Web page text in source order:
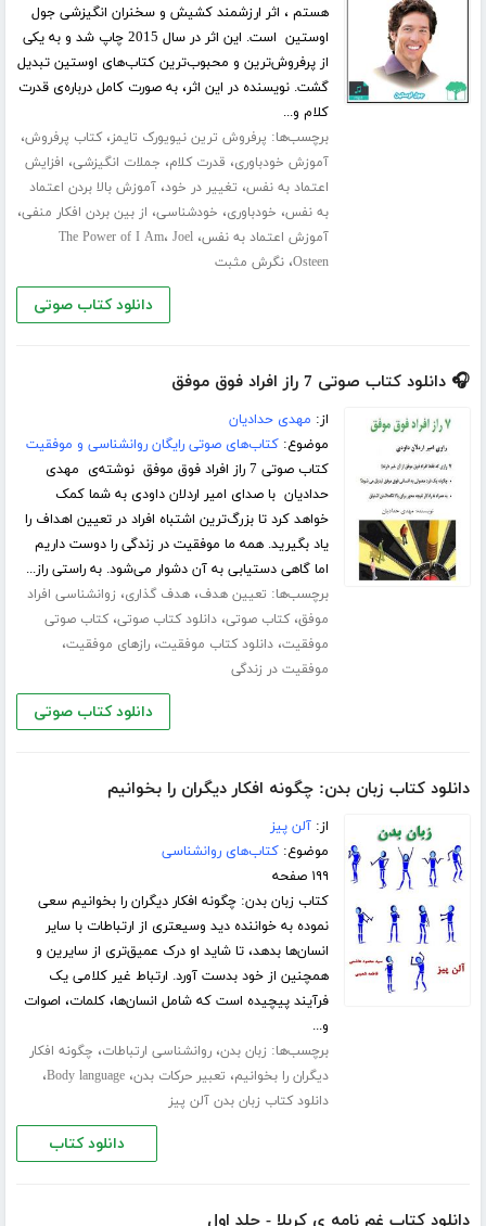
هستم ، اثر ارزشمند کشیش و سخنران انگیزشی جول
اوستین است. این اثر در سال 2015 چاپ شد و به یکی
از پرفروش‌ترین و محبوب‌ترین کتاب‌های اوستین تبدیل
گشت. نویسنده در این اثر، به صورت کامل درباره‌ی قدرت
کلام و...
برچسب‌ها: پرفروش ترین نیویورک تایمز،کتاب پرفروش،
آموزش خودباوری، قدرت کلام، جملات انگیزشی، افزایش
اعتماد به نفس، تغییر در خود،آموزش بالا بردن اعتماد
به نفس، خودباوری، خودشناسی، از بین بردن افکار منفی،
آموزش اعتماد به نفس، The Power of I Am، Joel
Osteen،نگرش مثبت
دانلود کتاب صوتی
🎧 دانلود کتاب صوتی 7 راز افراد فوق موفق
از: مهدی حدادیان
موضوع:کتاب‌های صوتی رایگان روانشناسی و موفقیت
کتاب صوتی 7 راز افراد فوق موفق نوشته‌ی مهدی
حدادیان با صدای امیر اردلان داودی به شما کمک
خواهد کرد تا بزرگ‌ترین اشتباه افراد در تعیین اهداف را
یاد بگیرید. همه ما موفقیت در زندگی را دوست داریم
اما گاهی دستیابی به آن دشوار می‌شود. به راستی راز...
برچسب‌ها: تعیین هدف،هدف گذاری، زوانشناسی افراد
موفق،کتاب صوتی،دانلود کتاب صوتی،کتاب صوتی
موفقیت،دانلود کتاب موفقیت،رازهای موفقیت،
موفقیت در زندگی
دانلود کتاب صوتی
دانلود کتاب زبان بدن: چگونه افکار دیگران را بخوانیم
از:آلن پیز
موضوع:کتاب‌های روانشناسی
۱۹۹ صفحه
کتاب زبان بدن: چگونه افکار دیگران را بخوانیم سعی
نموده به خواننده دید وسیعتری از ارتباطات با سایر
انسان‌ها بدهد، تا شاید او درک عمیق‌تری از سایرین و
همچنین از خود بدست آورد. ارتباط غیر کلامی یک
فرآیند پیچیده است که شامل انسان‌ها، کلمات، اصوات
و...
برچسب‌ها: زبان بدن،روانشناسی ارتباطات، چگونه افکار
دیگران را بخوانیم، تعبیر حرکات بدن،Body language،
دانلود کتاب زبان بدن آلن پیز
دانلود کتاب
دانلود کتاب غم نامه ی کربلا - جلد اول